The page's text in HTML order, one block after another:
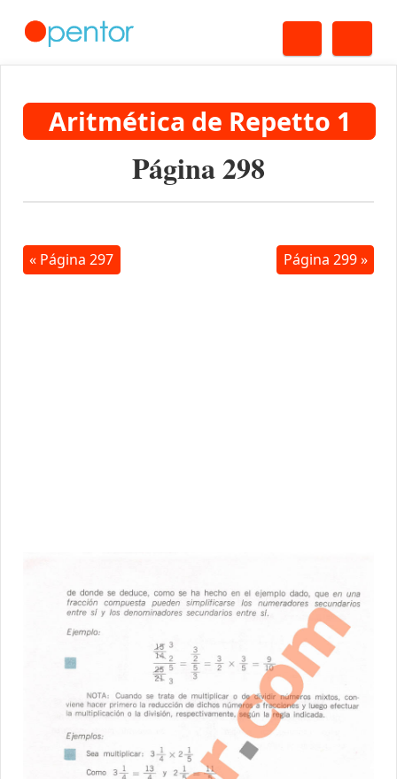
Aritmética de Repetto 1
Página 298
« Página 297 Página 299 »